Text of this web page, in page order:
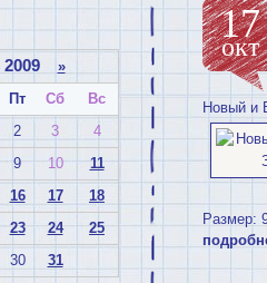
»
Пт Сб
Вс
2 3
4
9 10
11
16 17
18
23 24
25
30 31
17
окт
Новый и
Размер: